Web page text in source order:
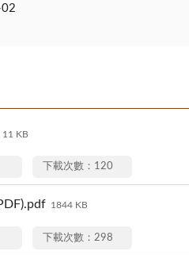
11 KB
下載次數：120
1844 KB
下載次數：298